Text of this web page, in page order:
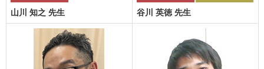
山川 知之 先生 谷川 英徳 先生